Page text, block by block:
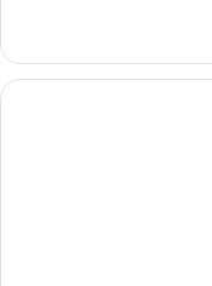
oder
Zweibettzimmer,
Seeblick